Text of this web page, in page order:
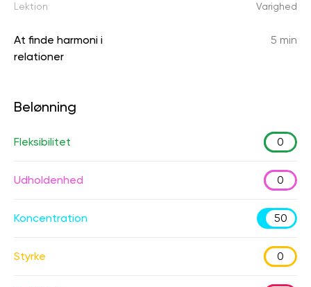
Lektion Varighed
At finde harmoni i
relationer
5 min
Belønning
Fleksibilitet 0
Udholdenhed 0
Koncentration 50
Styrke 0